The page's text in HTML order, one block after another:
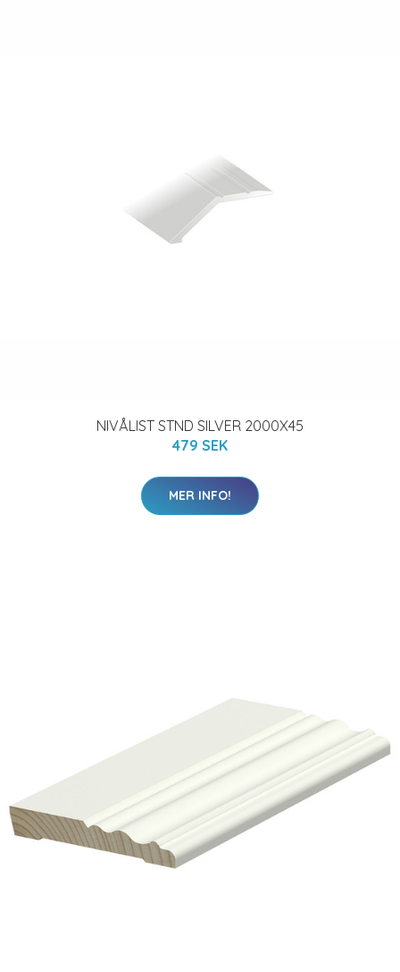
NIVÅLIST STND SILVER 2000X45
479 SEK
MER INFO!